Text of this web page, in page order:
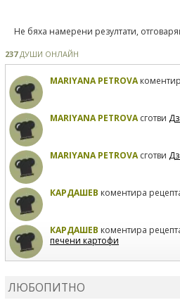
Не бяха намерени резултати,
237ДУШИ ОНЛАЙН
MARIYANA PETROVA
MARIYANA PETROVAсготви
MARIYANA PETROVAсготви
КАРДАШЕВ коментира
КАРДАШЕВ коментира
печени картофи
ЛЮБОПИТНО